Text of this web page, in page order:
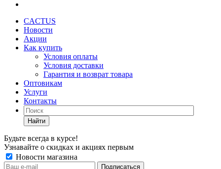
CACTUS
Новости
Акции
Как купить
Условия оплаты
Условия доставки
Гарантия и возврат товара
Оптовикам
Услуги
Контакты
Найти
Будьте всегда в курсе!
Узнавайте о скидках и акциях первым
Новости магазина